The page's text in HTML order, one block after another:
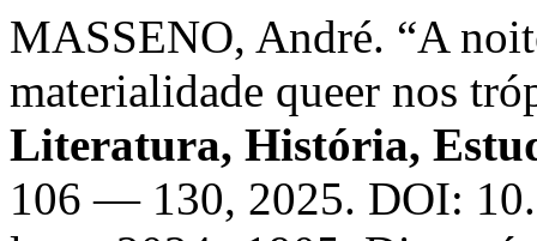
MASSENO, André. “A
materialidade queer nos
Literatura, História,
106 — 130, 2025. DOI: